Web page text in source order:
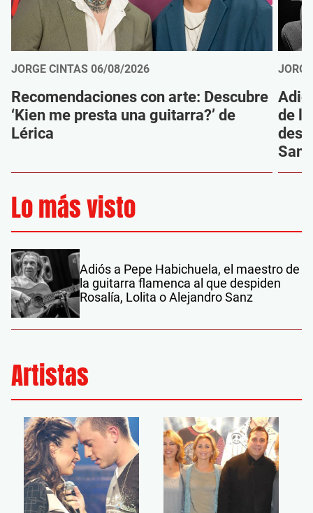
JORGE CINTAS 06/08/2026
Recomendaciones con arte: Descubre
‘Kien me presta una guitarra?’ de
Lérica
de
Sanz
Lo más visto
Adiós a Pepe Habichuela, el maestro de
la guitarra flamenca al que despiden
Rosalía, Lolita o Alejandro Sanz
Artistas